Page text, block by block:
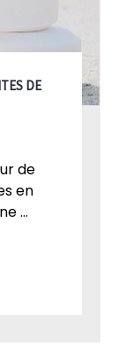
DE
de
en
...